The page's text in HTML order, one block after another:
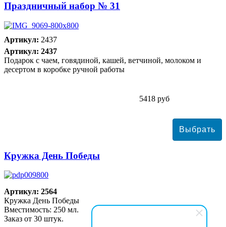
Праздничный набор № 31
Артикул: 2437
Артикул: 2437
Подарок с чаем, говядиной, кашей, ветчиной, молоком и
десертом в коробке ручной работы
5418 руб
Кружка День Победы
Артикул: 2564
Кружка День Победы
Вместимость: 250 мл.
Заказ от 30 штук.